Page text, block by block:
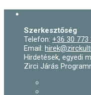
Szerkesztőség
Telefon: +36 30 773
Email:
Hirdetések, egyedi
Zirci Járás